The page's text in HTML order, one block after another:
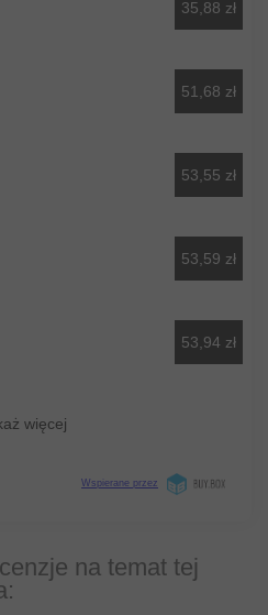
na temat tej